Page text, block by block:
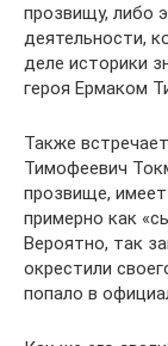
прозвищу, либо
деятельности,
деле историки
героя Ермаком
Также
Тимофеевич
прозвище,
примерно как
Вероятно, так
окрестили
попало в